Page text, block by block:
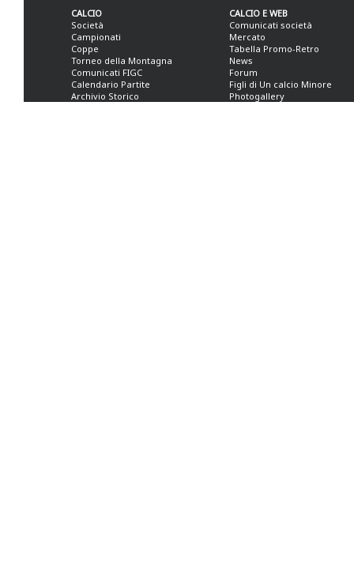
CALCIO
Società
Campionati
Coppe
Torneo della Montagna
Comunicati FIGC
Calendario Partite
Archivio Storico
CALCIO E WEB
Comunicati società
Mercato
Tabella Promo-Retro
News
Forum
Figli di Un calcio Minore
Photogallery